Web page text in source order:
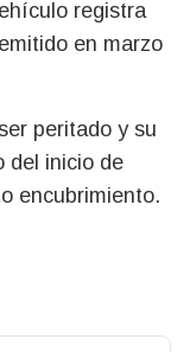
registra
en marzo
peritado y su
del inicio de
encubrimiento.